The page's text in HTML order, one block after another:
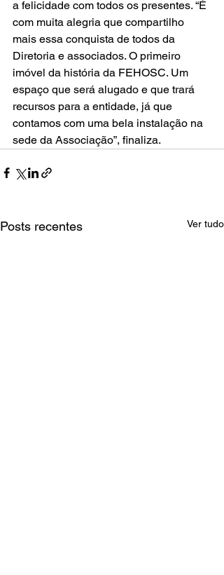
a felicidade com todos os presentes. “É
com muita alegria que compartilho
mais essa conquista de todos da
Diretoria e associados. O primeiro
imóvel da história da FEHOSC. Um
espaço que será alugado e que trará
recursos para a entidade, já que
contamos com uma bela instalação na
sede da Associação”, finaliza.
Posts recentes Ver tudo